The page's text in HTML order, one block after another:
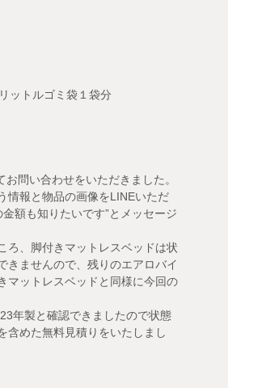
ットルゴミ袋１袋分
問い合わせをいただきました。
情報と物品の画像をLINEいただ
額も知りたいです”とメッセージ
ろ、脚付きマットレスベッドは状
きませんので、残りのエアロバイ
マットレスベッドと同様に今回の
年製と確認できましたので状態
含めた無料見積りをいたしまし